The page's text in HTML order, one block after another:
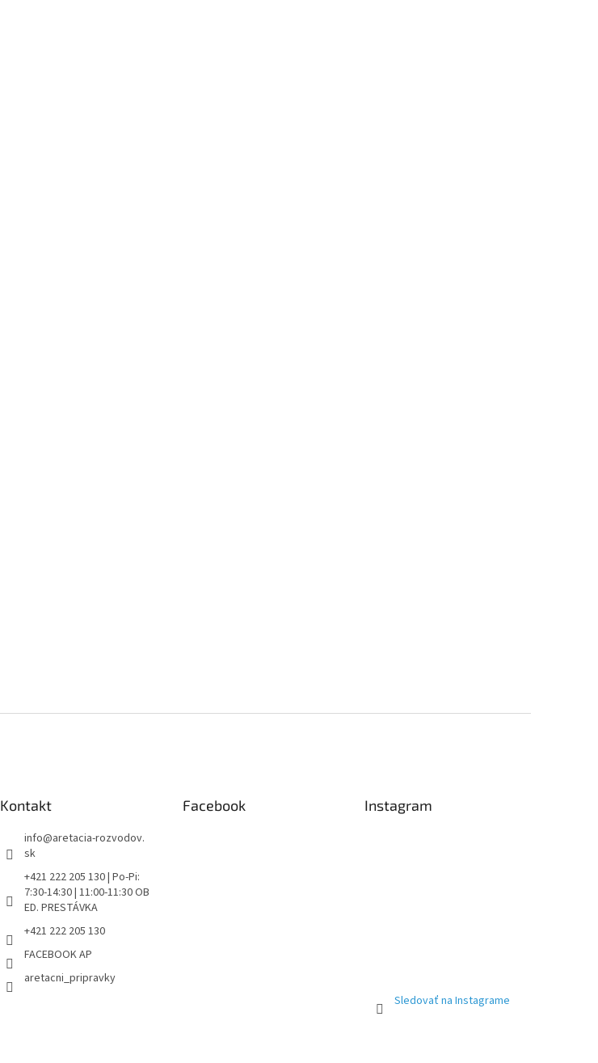
Kontakt
info@aretacia-rozvodov.
sk
+421 222 205 130 | Po-Pi:
7:30-14:30 | 11:00-11:30 OB
ED. PRESTÁVKA
+421 222 205 130
FACEBOOK AP
aretacni_pripravky
Facebook Instagram
Sledovať na Instagrame